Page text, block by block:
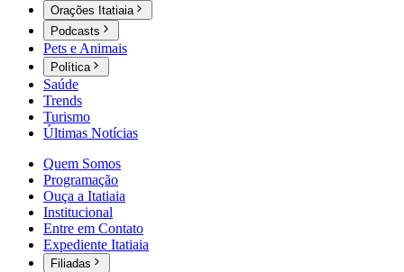
Orações Itatiaia
Podcasts
Pets e Animais
Política
Saúde
Trends
Turismo
Últimas Notícias
Quem Somos
Programação
Ouça a Itatiaia
Institucional
Entre em Contato
Expediente Itatiaia
Filiadas